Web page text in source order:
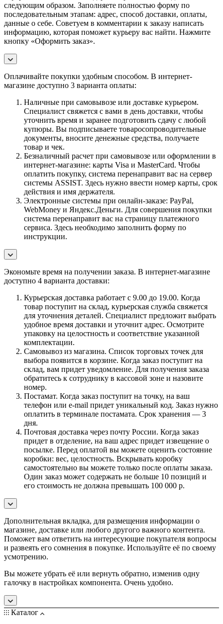
следующим образом. Заполняете полностью форму по
последовательным этапам: адрес, способ доставки, оплаты,
данные о себе. Советуем в комментарии к заказу написать
информацию, которая поможет курьеру вас найти. Нажмите
кнопку «Оформить заказ».
Оплачивайте покупки удобным способом. В интернет-
магазине доступно 3 варианта оплаты:
Наличные при самовывозе или доставке курьером.
Специалист свяжется с вами в день доставки, чтобы
уточнить время и заранее подготовить сдачу с любой
купюры. Вы подписываете товаросопроводительные
документы, вносите денежные средства, получаете
товар и чек.
Безналичный расчет при самовывозе или оформлении в
интернет-магазине: карты Visa и MasterCard. Чтобы
оплатить покупку, система перенаправит вас на сервер
системы ASSIST. Здесь нужно ввести номер карты, срок
действия и имя держателя.
Электронные системы при онлайн-заказе: PayPal,
WebMoney и Яндекс.Деньги. Для совершения покупки
система перенаправит вас на страницу платежного
сервиса. Здесь необходимо заполнить форму по
инструкции.
Экономьте время на получении заказа. В интернет-магазине
доступно 4 варианта доставки:
Курьерская доставка работает с 9.00 до 19.00. Когда
товар поступит на склад, курьерская служба свяжется
для уточнения деталей. Специалист предложит выбрать
удобное время доставки и уточнит адрес. Осмотрите
упаковку на целостность и соответствие указанной
комплектации.
Самовывоз из магазина. Список торговых точек для
выбора появится в корзине. Когда заказ поступит на
склад, вам придет уведомление. Для получения заказа
обратитесь к сотруднику в кассовой зоне и назовите
номер.
Постамат. Когда заказ поступит на точку, на ваш
телефон или e-mail придет уникальный код. Заказ нужно
оплатить в терминале постамата. Срок хранения — 3
дня.
Почтовая доставка через почту России. Когда заказ
придет в отделение, на ваш адрес придет извещение о
посылке. Перед оплатой вы можете оценить состояние
коробки: вес, целостность. Вскрывать коробку
самостоятельно вы можете только после оплаты заказа.
Один заказ может содержать не больше 10 позиций и
его стоимость не должна превышать 100 000 р.
Дополнительная вкладка, для размещения информации о
магазине, доставке или любого другого важного контента.
Поможет вам ответить на интересующие покупателя вопросы
и развеять его сомнения в покупке. Используйте её по своему
усмотрению.
Вы можете убрать её или вернуть обратно, изменив одну
галочку в настройках компонента. Очень удобно.
Каталог